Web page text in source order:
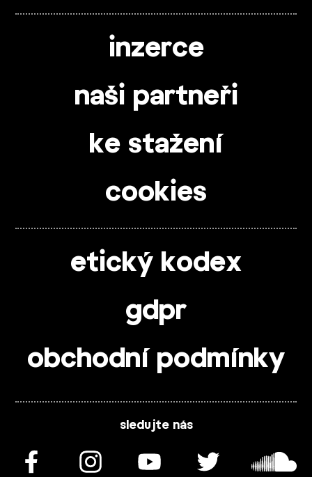
inzerce
naši partneři
ke stažení
cookies
etický kodex
gdpr
obchodní podmínky
sledujte nás